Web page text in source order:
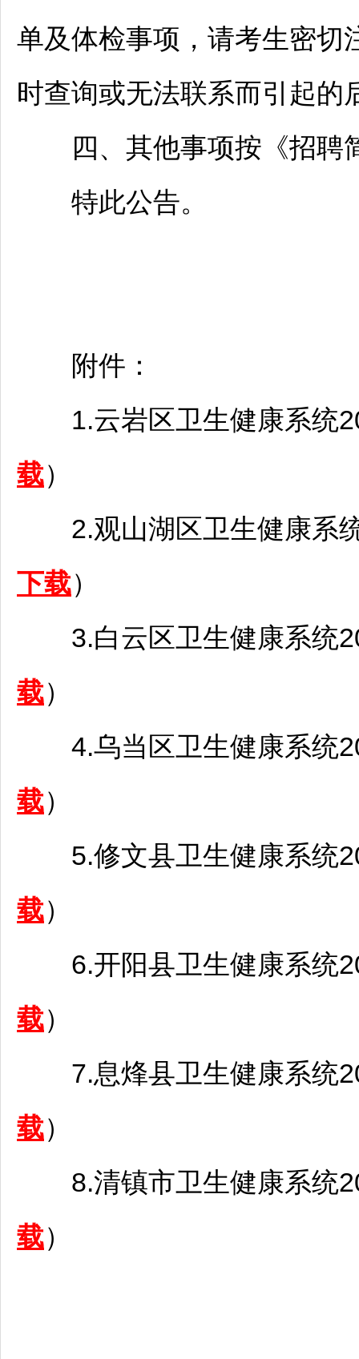
单及体检事项，请考生密切
时查询或无法联系而引起的
四、其他事项按《招聘
特此公告。
附件：
1.云岩区卫生健康系统
载）
2.观山湖区卫生健康系
下载）
3.白云区卫生健康系统
载）
4.乌当 区卫生健康系统
载）
5.修文县卫生健康系统
载）
6.开阳县卫生健康系统
载）
7.息烽县卫生健康系统
载）
8.清镇市卫生健康系统
载）